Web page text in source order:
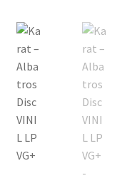
Echipamente
Listă produse
Oferta lunii
Contul meu